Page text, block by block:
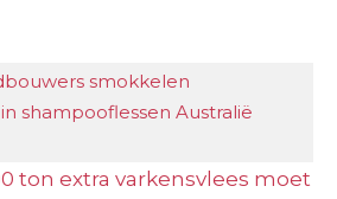
smokkelen
shampooflessen Australië
ton extra varkensvlees moet